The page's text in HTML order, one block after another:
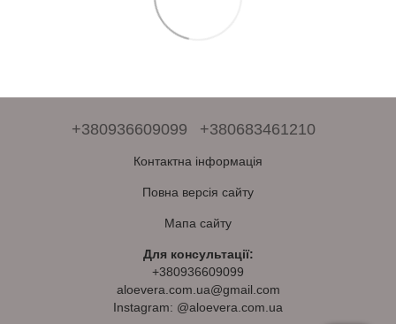
+380936609099 +380683461210
Контактна інформація
Повна версія сайту
Мапа сайту
Для консультації:
+380936609099
aloevera.com.ua@gmail.com
Instagram: @aloevera.com.ua